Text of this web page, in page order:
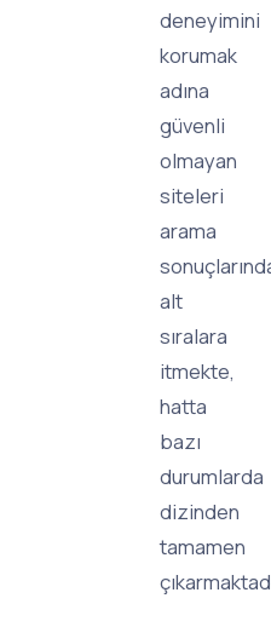
deneyimini
korumak
adına
güvenli
olmayan
siteleri
arama
alt
sıralara
itmekte,
hatta
bazı
durumlarda
dizinden
tamamen